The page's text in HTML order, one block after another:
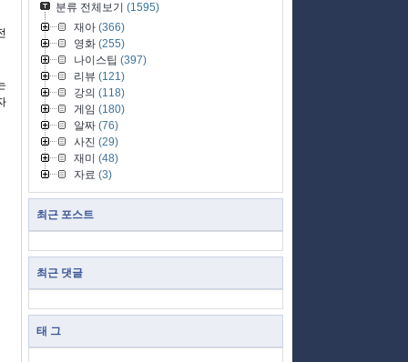
분류 전체보기 (1595)
재아 (366)
영화 (255)
나이스팁 (397)
리뷰 (121)
강의 (118)
게임 (180)
알짜 (76)
사진 (29)
재미 (48)
자료 (3)
최근 포스트
최근 댓글
태 그